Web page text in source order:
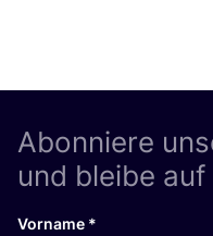
Abonniere
und bleibe
Vorname *